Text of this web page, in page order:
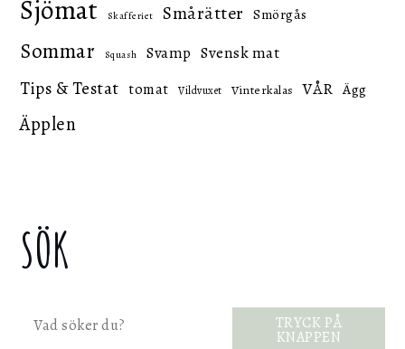
Sjömat Skafferiet Smårätter Smörgås
Sommar Squash Svamp Svensk mat
Tips & Testat tomat Vildvuxet Vinterkalas VÅR Ägg
Äpplen
SÖK
Sök TRYCK PÅ
KNAPPEN